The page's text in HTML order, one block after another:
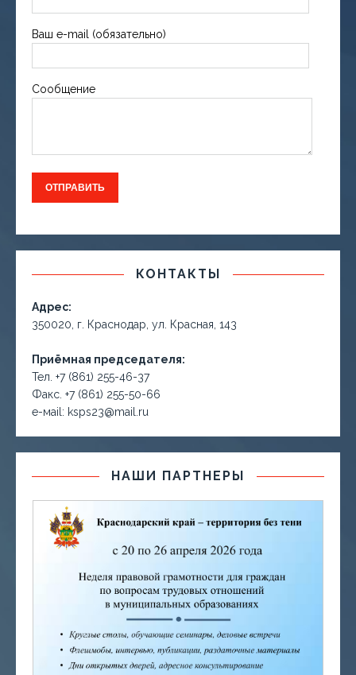
Ваш e-mail (обязательно)
Сообщение
КОНТАКТЫ
Адрес:
350020, г. Краснодар, ул. Красная, 143
Приёмная председателя:
Тел. +7 (861) 255-46-37
Факс. +7 (861) 255-50-66
е-маil: ksps23@mail.ru
НАШИ ПАРТНЕРЫ